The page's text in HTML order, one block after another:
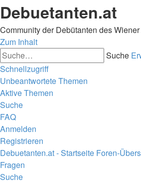
Debuetanten.at
Community der Debütanten des
Zum Inhalt
Suche
Schnellzugriff
Unbeantwortete Themen
Aktive Themen
Suche
FAQ
Anmelden
Registrieren
Debuetanten.at - Startseite Foren-
Fragen
Suche